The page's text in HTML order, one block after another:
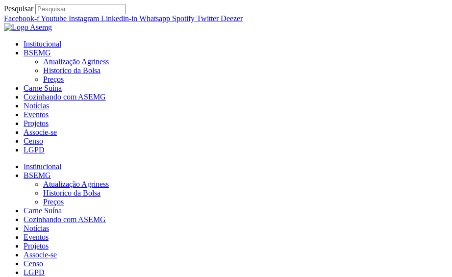
Ir
para
o
conteúdo
Pesquisar
Facebook-fYoutube Instagram Linkedin-in Whatsapp Spotify Twitter Deezer
Institucional
BSEMG
Atualização Agriness
Historico da Bolsa
Preços
Carne Suína
Cozinhando com ASEMG
Notícias
Eventos
Projetos
Associe-se
Censo
LGPD
Institucional
BSEMG
Atualização Agriness
Historico da Bolsa
Preços
Carne Suína
Cozinhando com ASEMG
Notícias
Eventos
Projetos
Associe-se
Censo
LGPD